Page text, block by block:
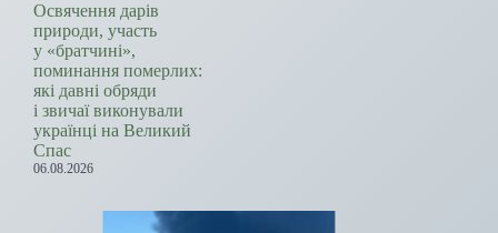
Освячення дарів
природи, участь
у «братчині»,
поминання померлих:
які давні обряди
і звичаї виконували
українці на Великий
Спас
06.08.2026